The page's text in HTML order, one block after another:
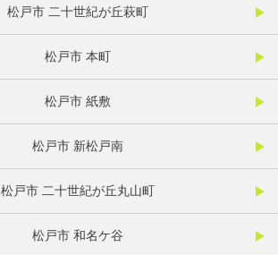
松戸市 二十世紀が丘萩町
松戸市 本町
松戸市 紙敷
松戸市 新松戸南
松戸市 二十世紀が丘丸山町
松戸市 和名ケ谷